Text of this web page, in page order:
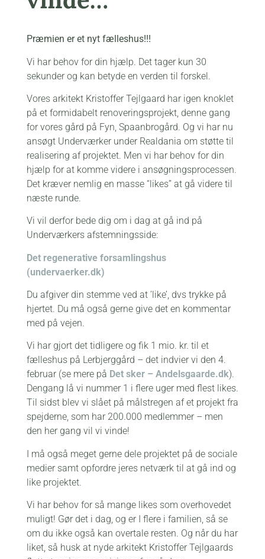
Præmien er et nyt fælleshus!!!
Vi har behov for din hjælp. Det tager kun 30
sekunder og kan betyde en verden til forskel.
Vores arkitekt Kristoffer Tejlgaard har igen knoklet
på et formidabelt renoveringsprojekt, denne gang
for vores gård på Fyn, Spaanbrogård. Og vi har nu
ansøgt Underværker under Realdania om støtte til
realisering af projektet. Men vi har behov for din
hjælp for at komme videre i ansøgningsprocessen.
Det kræver nemlig en masse “likes” at gå videre til
næste runde.
Vi vil derfor bede dig om i dag at gå ind på
Underværkers afstemningsside:
Det regenerative forsamlingshus
(undervaerker.dk)
Du afgiver din stemme ved at ’like’, dvs trykke på
hjertet. Du må også gerne give det en kommentar
med på vejen.
Vi har gjort det tidligere og fik 1 mio. kr. til et
fælleshus på Lerbjerggård – det indvier vi den 4.
februar (se mere på Det sker – Andelsgaarde.dk).
Dengang lå vi nummer 1 i flere uger med flest likes.
Til sidst blev vi slået på målstregen af et projekt fra
spejderne, som har 200.000 medlemmer – men
den her gang vil vi vinde!
I må også meget gerne dele projektet på de sociale
medier samt opfordre jeres netværk til at gå ind og
like projektet.
Vi har behov for så mange likes som overhovedet
muligt! Gør det i dag, og er I flere i familien, så se
om du ikke også kan overtale resten. Og når du har
liket, så husk at nyde arkitekt Kristoffer Tejlgaards